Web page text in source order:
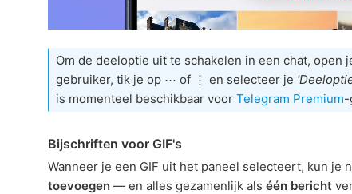
Om de deeloptie uit te schakelen in een chat, open
gebruiker, tik je op ⋯ of ⋮ en selecteer je
is momenteel beschikbaar voor Telegram Premium-
Bijschriften voor GIF's
Wanneer je een GIF uit het paneel selecteert, kun je
toevoegen — en alles gezamenlijk als één bericht